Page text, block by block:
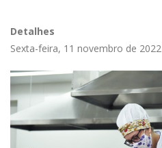
Detalhes
Sexta-feira, 11 novembro de 2022